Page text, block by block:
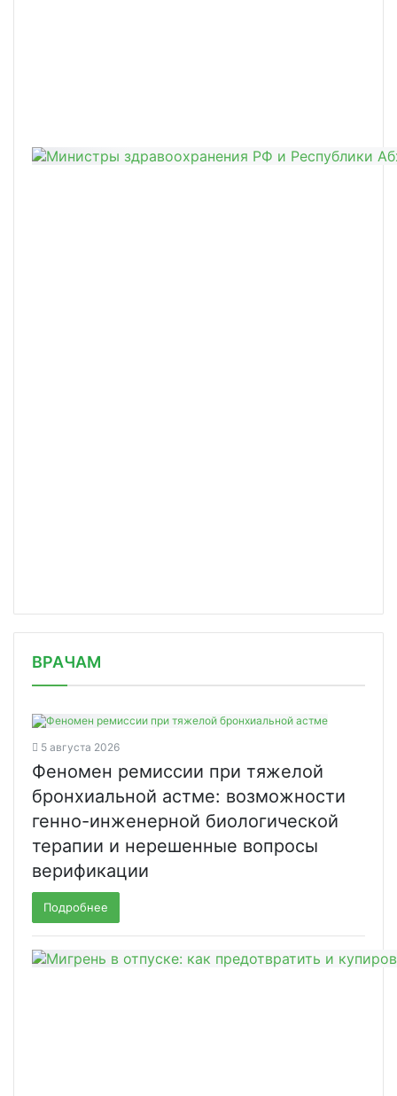
ВРАЧАМ
5 августа 2026
Феномен ремиссии при тяжелой
бронхиальной астме: возможности
генно-инженерной биологической
терапии и нерешенные вопросы
верификации
Подробнее